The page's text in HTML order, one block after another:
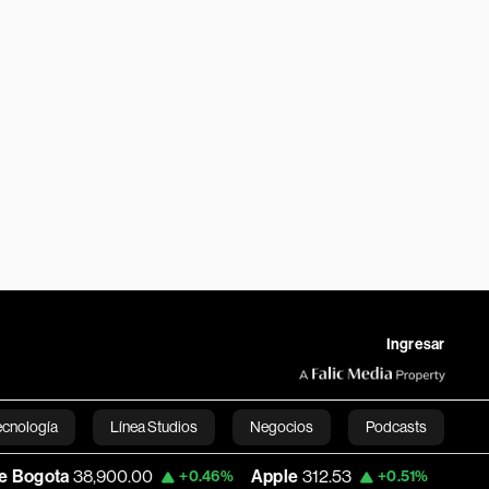
Ingresar
Línea Studios Negocios Podcasts
English+0.46% Apple 312.53 +0.51% USD COP 3,159.39